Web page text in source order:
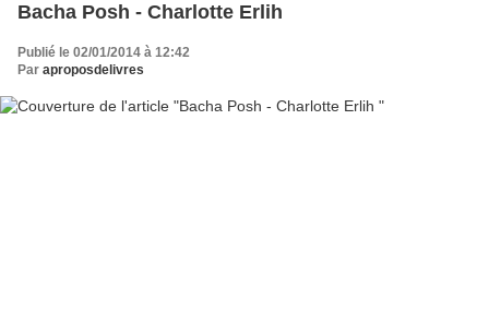
Bacha Posh - Charlotte Erlih
Publié le 02/01/2014 à 12:42
Par aproposdelivres